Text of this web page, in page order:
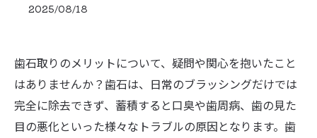
2025/08/18
歯石取りのメリットについて、疑問や関心を抱いたこと
はありませんか？歯石は、日常のブラッシングだけでは
完全に除去できず、蓄積すると口臭や歯周病、歯の見た
目の悪化といった様々なトラブルの原因となります。歯